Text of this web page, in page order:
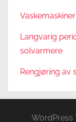
Langvarig
solvarmere
Rengjøring av
WordPress